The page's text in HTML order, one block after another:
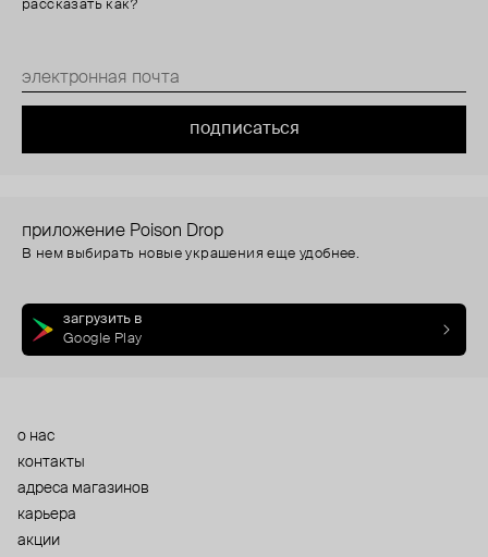
рассказать как?
подписаться
приложение Poison Drop
В нем выбирать новые украшения еще удобнее.
загрузить в
Google Play
о нас
контакты
адреса магазинов
карьера
акции